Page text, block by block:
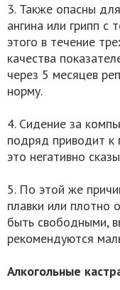
3. Также опасны
ангина или грипп
этого в течение
качества
через 5 месяцев
норму.
4. Сидение за
подряд приводит к
это негативно
5. По этой же
плавки или плотно
быть свободными,
рекомендуются
Алкогольные